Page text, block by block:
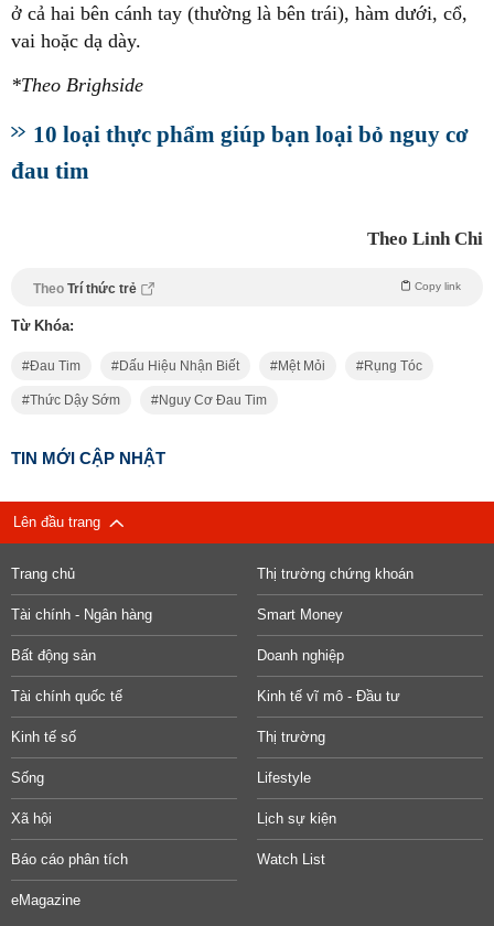
ở cả hai bên cánh tay (thường là bên trái), hàm dưới, cổ,
vai hoặc dạ dày.
*Theo Brighside
10 loại thực phẩm giúp bạn loại bỏ nguy cơ
đau tim
Theo Linh Chi
Theo Trí thức trẻ Copy link
Từ Khóa:
Đau Tim Dấu Hiệu Nhận Biết Mệt Mỏi Rụng Tóc
Thức Dậy Sớm Nguy Cơ Đau Tim
TIN MỚI CẬP NHẬT
Lên đầu trang
Trang chủ Thị trường chứng khoán
Tài chính - Ngân hàng Smart Money
Bất động sản Doanh nghiệp
Tài chính quốc tế Kinh tế vĩ mô - Đầu tư
Kinh tế số Thị trường
Sống Lifestyle
Xã hội Lịch sự kiện
Báo cáo phân tích Watch List
eMagazine